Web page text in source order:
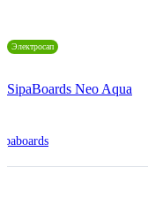
Электросап
SipaBoards Neo Aqua